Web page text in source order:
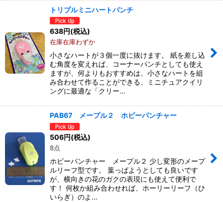
トリプルミニハートパンチ
638円(税込)
在庫在庫わずか
小さなハートが３個一度に抜けます。 紙を差し込
む角度を変えれば、コーナーパンチとしても使え
ますが、何よりもおすすめは、小さなハートを組
み合わせて作ることができる、ミニチュアクイリ
ングに最適な「クリー…
PAB67 メープル２ ホビーパンチャー
506円(税込)
8点
ホビーパンチャー メープル２ 少し変形のメープ
ルリーフ型です。 葉っぱようとしても良いです
が、横向きの花のガクの表現にも使えて便利で
す！ 何枚か組み合わせれば、ホーリーリーフ（ひ
いらぎ）のよ…